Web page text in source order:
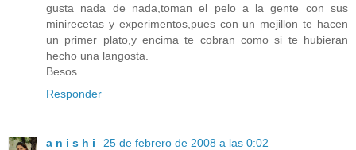
gusta nada de nada,toman el pelo a la gente con sus
minirecetas y experimentos,pues con un mejillon te hacen
un primer plato,y encima te cobran como si te hubieran
hecho una langosta.
Besos
Responder
a n i s h i
25 de febrero de 2008 a las 0:02